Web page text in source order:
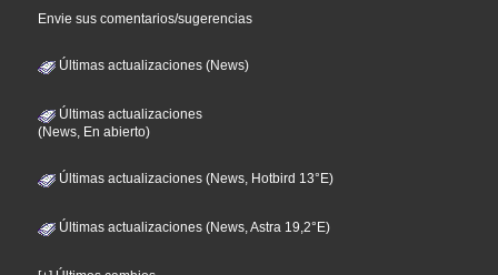
Envie sus comentarios/sugerencias
Últimas actualizaciones (News)
Últimas actualizaciones
(News, En abierto)
Últimas actualizaciones (News, Hotbird 13°E)
Últimas actualizaciones (News, Astra 19,2°E)